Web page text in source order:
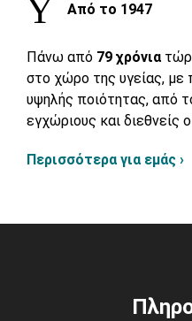
Από το 1947
Πάνω από 79 χρόνια
στο χώρο της υγείας, με
υψηλής ποιότητας, από
εγχώριους και διεθνείς
Περισσότερα για εμάς ›